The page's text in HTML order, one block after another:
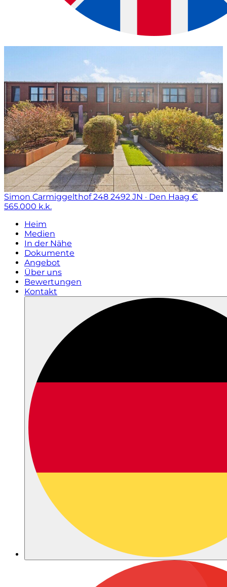
Simon Carmiggelthof 248 2492 JN · Den Haag €
565.000 k.k.
Heim
Medien
In der Nähe
Dokumente
Angebot
Über uns
Bewertungen
Kontakt